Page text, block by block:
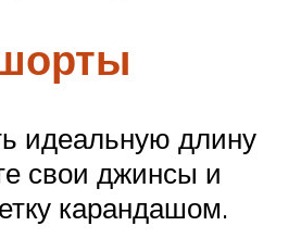
идеальную длину
свои джинсы и
карандашом.